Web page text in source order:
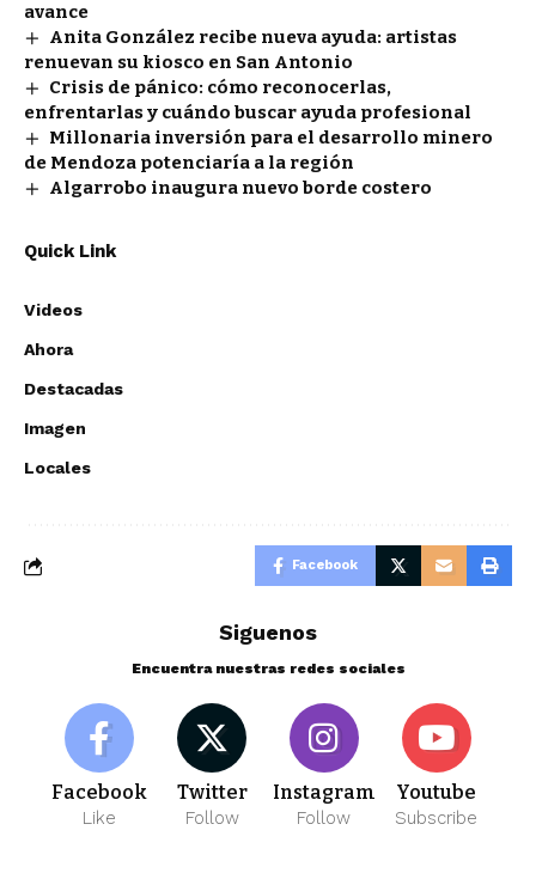
avance
Anita González recibe nueva ayuda: artistas
renuevan su kiosco en San Antonio
Crisis de pánico: cómo reconocerlas,
enfrentarlas y cuándo buscar ayuda profesional
Millonaria inversión para el desarrollo minero
de Mendoza potenciaría a la región
Algarrobo inaugura nuevo borde costero
Quick Link
Videos
Ahora
Destacadas
Imagen
Locales
Facebook
Siguenos
Encuentra nuestras redes sociales
Facebook
Like
Twitter
Follow
Instagram
Follow
Youtube
Subscribe